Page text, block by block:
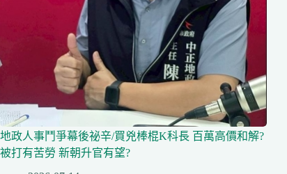
地政人事鬥爭幕後祕辛/買兇棒棍K科長 百萬高價和解?
被打有苦勞 新朝升官有望?